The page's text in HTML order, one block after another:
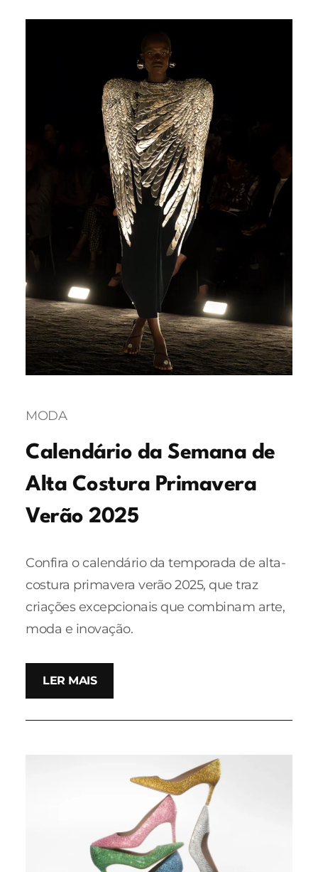
MODA
Calendário da Semana de
Alta Costura Primavera
Verão 2025
Confira o calendário da temporada de alta-
costura primavera verão 2025, que traz
criações excepcionais que combinam arte,
moda e inovação.
LER MAIS